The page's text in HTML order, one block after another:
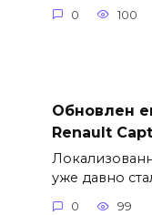
0 100
Обновлен
Renault
уже давно
0 99